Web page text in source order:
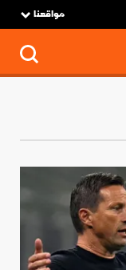
مواقعنا